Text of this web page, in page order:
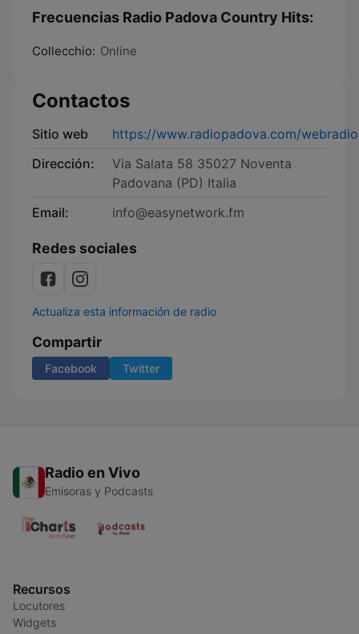
Frecuencias Radio Padova Country Hits:
Collecchio: Online
Contactos
Sitio web
https://www.radiopadova.com/
Dirección:
Via Salata 58 35027 Noventa
Padovana (PD) Italia
Email:
info@easynetwork.fm
Redes sociales
Actualiza esta información de radio
Compartir
Facebook Twitter
Radio en Vivo
Emisoras y Podcasts
Recursos
Locutores
Widgets